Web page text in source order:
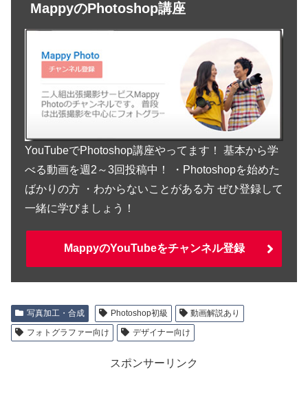
MappyのPhotoshop講座
YouTubeでPhotoshop講座やってます！ 基本から学
べる動画を週2～3回投稿中！ ・Photoshopを始めた
ばかりの方 ・わからないことがある方 ぜひ登録して
一緒に学びましょう！
MappyのYouTubeをチャンネル登録
写真加工・合成 Photoshop初級
動画解説あり
フォトグラファー向け
デザイナー向け
スポンサーリンク